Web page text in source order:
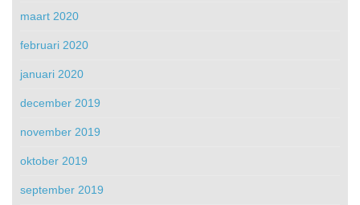
maart 2020
februari 2020
januari 2020
december 2019
november 2019
oktober 2019
september 2019